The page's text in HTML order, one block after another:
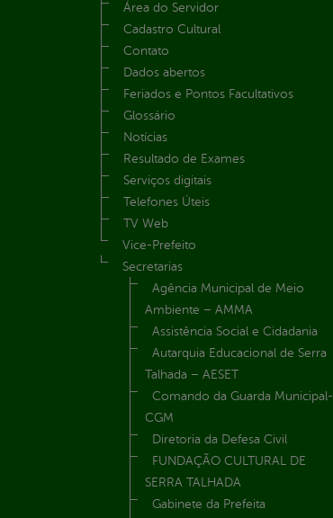
Área do Servidor
Cadastro Cultural
Contato
Dados abertos
Feriados e Pontos Facultativos
Glossário
Notícias
Resultado de Exames
Serviços digitais
Telefones Úteis
TV Web
Vice-Prefeito
Secretarias
Agência Municipal de Meio
Ambiente – AMMA
Assistência Social e Cidadania
Autarquia Educacional de Serra
Talhada – AESET
Comando da Guarda Municipal-
CGM
Diretoria da Defesa Civil
FUNDAÇÃO CULTURAL DE
SERRA TALHADA
Gabinete da Prefeita